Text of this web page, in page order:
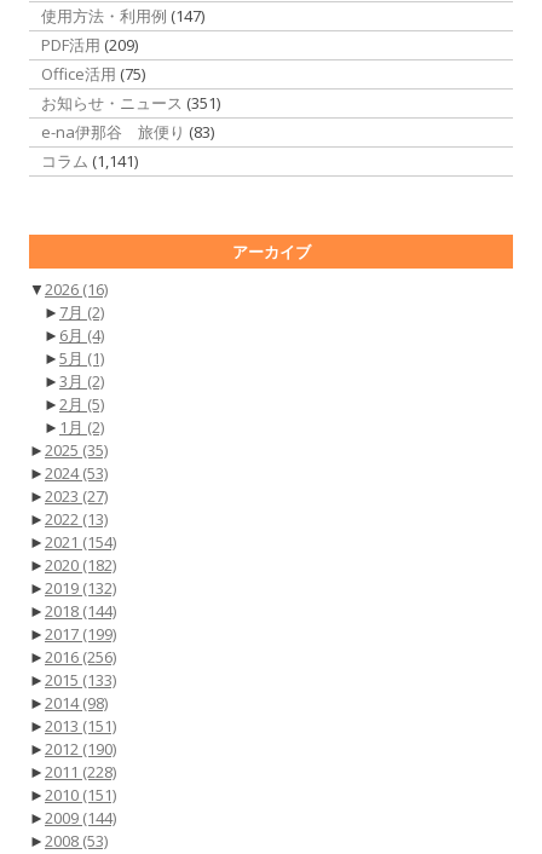
使用方法・利用例 (147)
PDF活用 (209)
Office活用 (75)
お知らせ・ニュース (351)
e-na伊那谷 旅便り (83)
コラム (1,141)
アーカイブ
▼2026 (16)
► 7月 (2)
► 6月 (4)
►5月 (1)
►3月 (2)
►2月 (5)
► 1月 (2)
►2025 (35)
►2024(53)
►2023 (27)
►2022 (13)
►2021 (154)
►2020 (182)
►2019 (132)
►2018 (144)
►2017 (199)
►2016 (256)
►2015 (133)
►2014(98)
►2013 (151)
►2012 (190)
►2011 (228)
►2010 (151)
►2009 (144)
►2008 (53)